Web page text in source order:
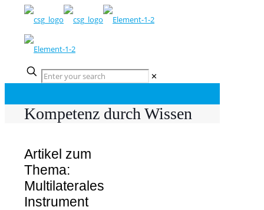
✕
Kompetenz durch Wissen
Artikel zum
Thema:
Multilaterales
Instrument